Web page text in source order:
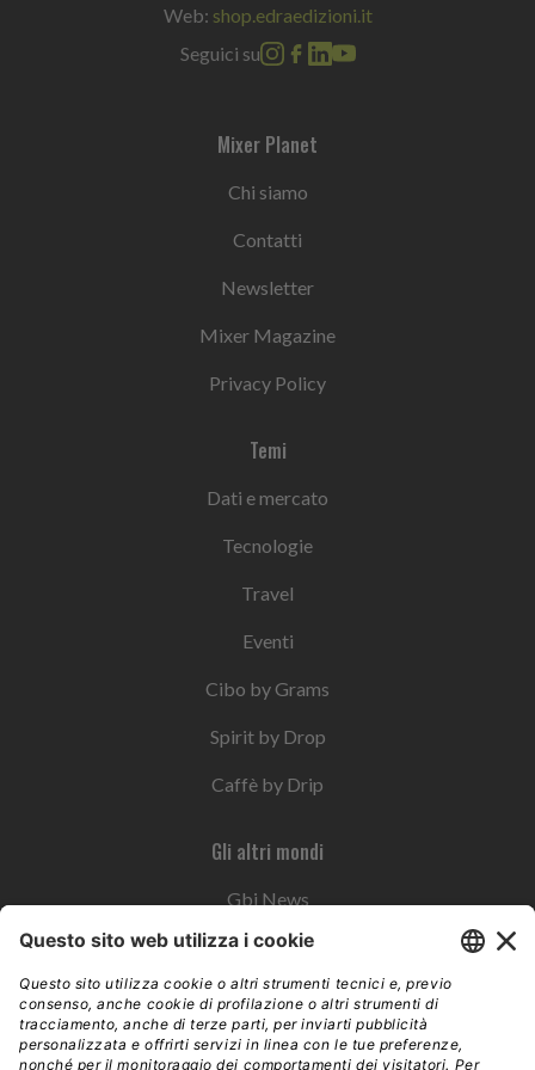
Web: shop.edraedizioni.it
Seguici su
Mixer Planet
Chi siamo
Contatti
Newsletter
Mixer Magazine
Privacy Policy
Temi
Dati e mercato
Tecnologie
Travel
Eventi
Cibo by Grams
Spirit by Drop
Caffè by Drip
Gli altri mondi
Gbi News
Instoremag
Esplora il gruppo
Edra Edizioni